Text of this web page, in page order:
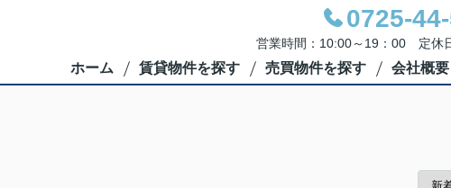
0725-
営業時間：10:00～19：00 定休
ホーム 賃貸物件を探す 売買物件を探す 会社概要